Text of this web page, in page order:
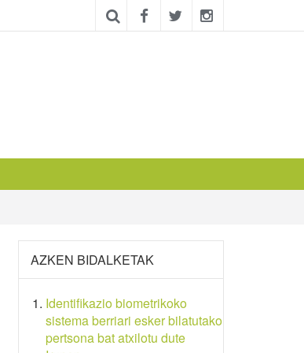
AZKEN BIDALKETAK
Identifikazio biometrikoko
sistema berriari esker bilatutako
pertsona bat atxilotu dute